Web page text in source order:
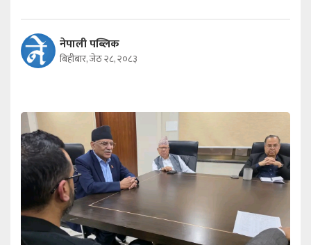
नेपाली पब्लिक
बिहीबार, जेठ २८, २०८३